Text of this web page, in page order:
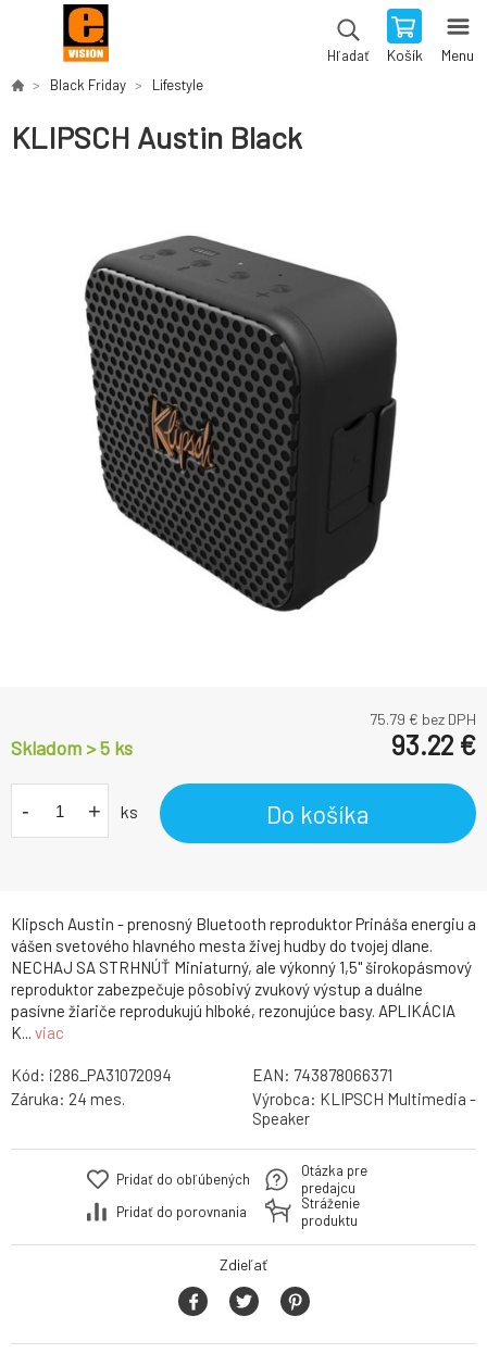
Hľadať Košík Menu
Black Friday Lifestyle
KLIPSCH Austin Black
Klipsch Austin - prenosný Bluetooth reproduktor Prináša energiu a
vášen svetového hlavného mesta živej hudby do tvojej dlane.
NECHAJ SA STRHNÚŤ Miniaturný, ale výkonný 1,5" širokopásmový
reproduktor zabezpečuje pôsobivý zvukový výstup a duálne
pasívne žiariče reprodukujú hlboké, rezonujúce basy. APLIKÁCIA
K... viac
75.79 € bez DPH
Skladom > 5 ks 93.22 €
- + ks Do košíka
Kód: i286_PA31072094 EAN: 743878066371
Záruka: 24 mes. Výrobca: KLIPSCH Multimedia -
Speaker
Pridať do obľúbených
Pridať do porovnania
Otázka pre
predajcu
Stráženie
produktu
Zdieľať